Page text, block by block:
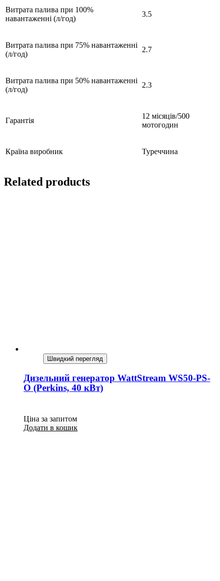
Витрата палива при 100%
навантаженні (л/год)
3.5
Витрата палива при 75% навантаженні
(л/год)
2.7
Витрата палива при 50% навантаженні
(л/год)
2.3
Гарантія
12 місяців/500
мотогодин
Країна виробник Туреччина
Related products
Швидкий перегляд
Дизельний генератор WattStream WS50-PS-
O (Perkins, 40 кВт)
Ціна за запитом
Додати в кошик